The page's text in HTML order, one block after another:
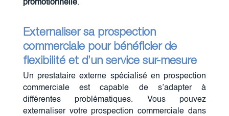
promotionnelle.
Externaliser sa prospection
commerciale pour bénéficier de
flexibilité et d’un service sur-mesure
Un prestataire externe spécialisé en prospection
commerciale est capable de s’adapter à
différentes problématiques. Vous pouvez
externaliser votre prospection commerciale dans